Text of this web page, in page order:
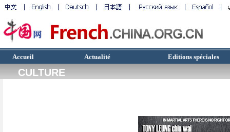
Accueil Actualité Editions spéciales
CULTURE